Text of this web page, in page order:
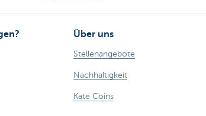
Über uns
Stellenangebote
Nachhaltigkeit
Kate Coins